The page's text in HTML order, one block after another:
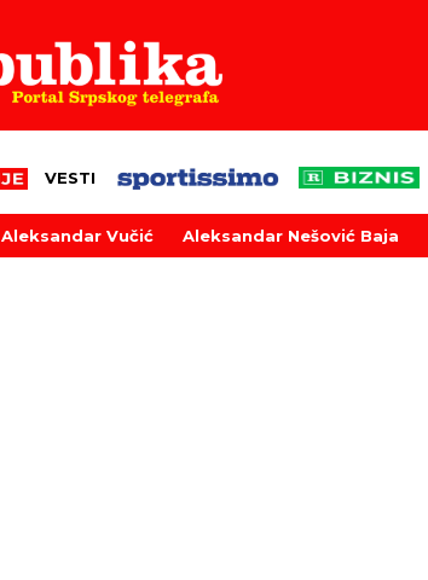
VESTI
Aleksandar Vučić Aleksandar Nešović Baja